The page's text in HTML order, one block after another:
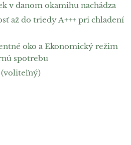
v danom okamihu nachádza
až do triedy A+++ pri chladení
oko a Ekonomický režim
spotrebu
(voliteľný)